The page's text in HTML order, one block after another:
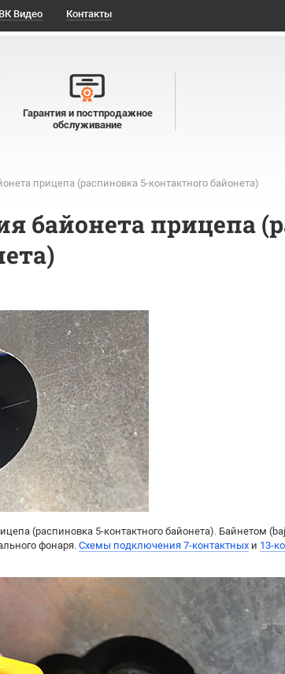
ВК Видео Контакты
Гарантия и постпродажное
обслуживание
прицепа (распиновка 5-контактного байонета)
байонета прицепа
(распиновка 5-контактного байонета). Байнетом
фонаря. Схемы подключения 7-контактных и 13-